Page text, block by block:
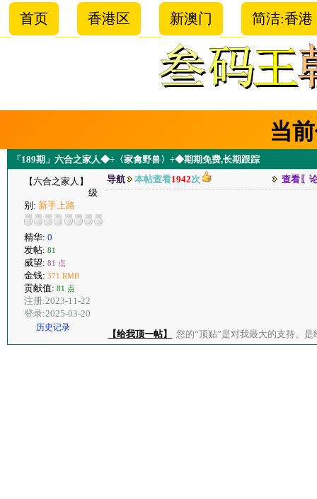
首页 香港区 新澳门 简洁:香港
当
「189期」六合之家人◆÷〈家禽野兽〉÷◆期期免费,长期跟踪
【六合之家人】
级
别: 新手上路
精华: 0
发帖: 81
威望: 81 点
金钱: 371 RMB
贡献值: 81 点
注册:2023-11-22
登录:2025-03-20
历史记录
导航 本帖查看1942次 查看〖
【给我顶一帖】 您的“顶贴”是对我最大的支持、